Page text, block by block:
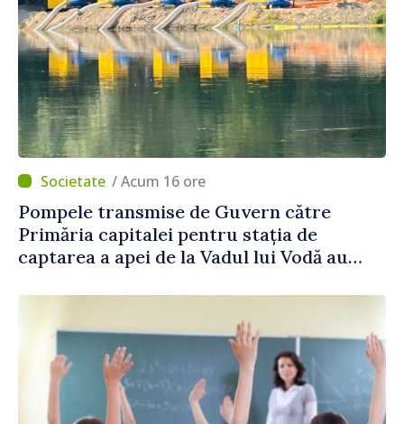
/ Acum 16 ore
Pompele transmise de Guvern către
Primăria capitalei pentru stația de
captarea a apei de la Vadul lui Vodă au